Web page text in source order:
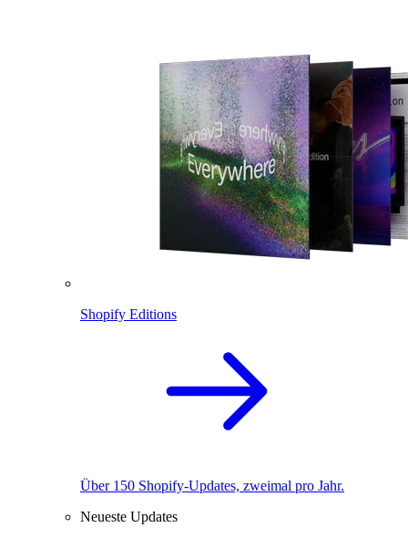
Shopify Editions
Über 150 Shopify-Updates, zweimal pro Jahr.
Neueste Updates